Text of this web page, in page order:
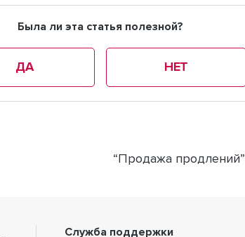
Была ли эта статья полезной?
ДА НЕТ
“Продажа продлений”
Служба поддержки